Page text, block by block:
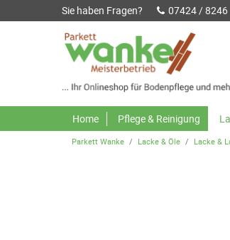
Sie haben Fragen? 07424 / 8246
Home Pflege & Reinigung
Parkett Wanke Lacke & Öle Lacke &